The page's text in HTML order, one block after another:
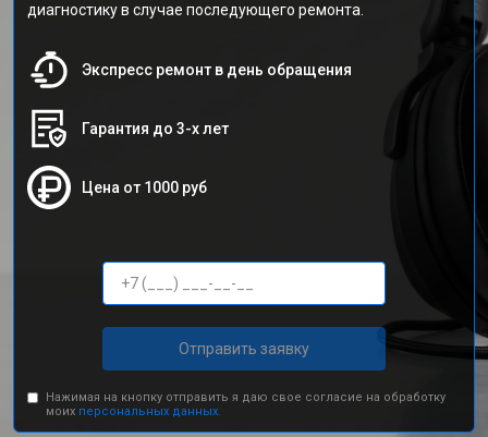
диагностику в случае последующего ремонта.
Экспресс ремонт в день обращения
Гарантия до 3-х лет
Цена от 1000 руб
Отправить заявку
Нажимая на кнопку отправить я даю свое согласие на обработку
моих персональных данных.